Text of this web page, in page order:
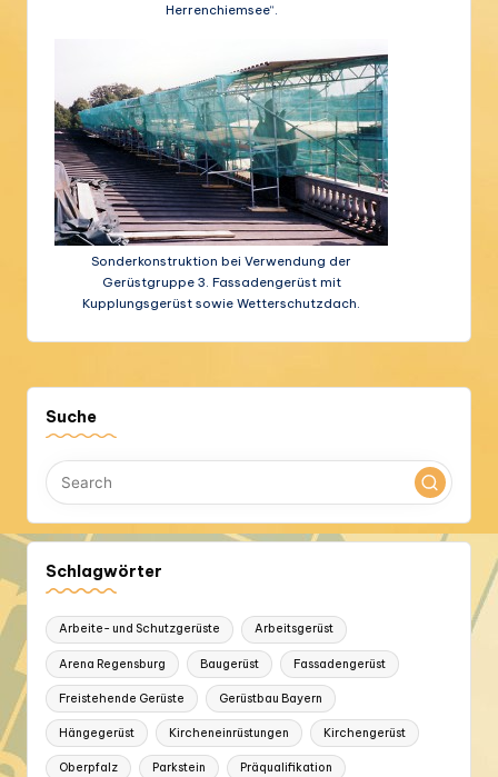
Herrenchiemsee“.
Sonderkonstruktion bei Verwendung der
Gerüstgruppe 3. Fassadengerüst mit
Kupplungsgerüst sowie Wetterschutzdach.
Suche
Schlagwörter
Arbeite- und Schutzgerüste Arbeitsgerüst
Arena Regensburg Baugerüst Fassadengerüst
Freistehende Gerüste Gerüstbau Bayern
Hängegerüst Kircheneinrüstungen Kirchengerüst
Oberpfalz Parkstein Präqualifikation